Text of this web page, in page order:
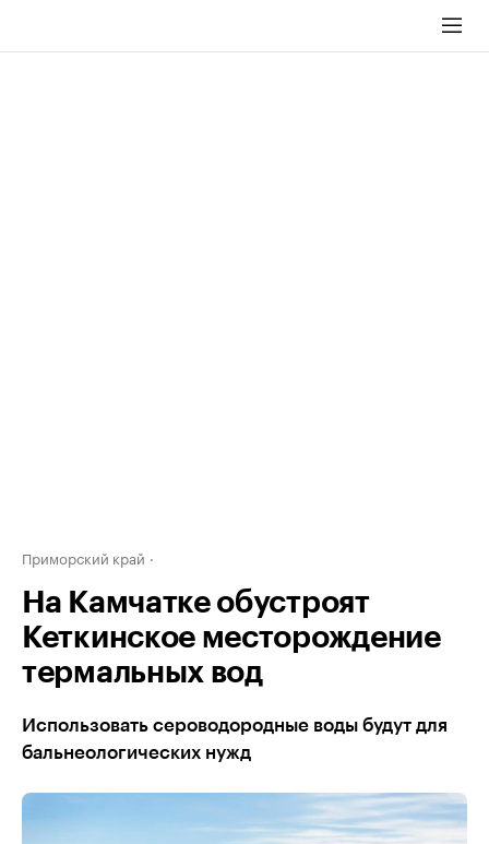
Приморский край
На Камчатке обустроят
Кеткинское месторождение
термальных вод
Использовать сероводородные воды будут для
бальнеологических нужд